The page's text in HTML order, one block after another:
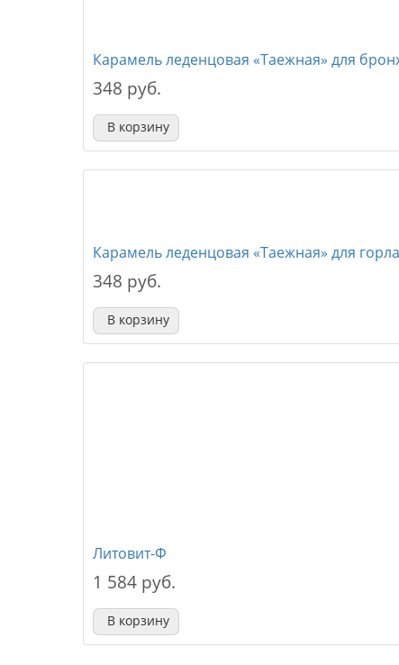
Карамель леденцовая «Таежная» для
348 руб.
В корзину
Карамель леденцовая «Таежная» для
348 руб.
В корзину
Литовит-Ф
1 584 руб.
В корзину